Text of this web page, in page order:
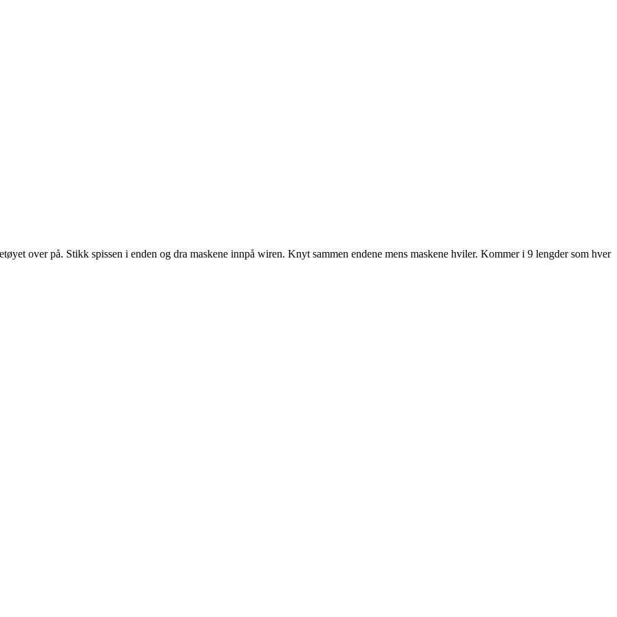
over på. Stikk spissen i enden og dra maskene innpå wiren. Knyt sammen endene mens maskene hviler. Kommer i 9 lengder som hver